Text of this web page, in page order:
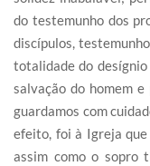
do testemunho dos
discípulos, testemunho
totalidade do
salvação do homem
guardamos com
efeito, foi à Igreja que
assim como o sopro